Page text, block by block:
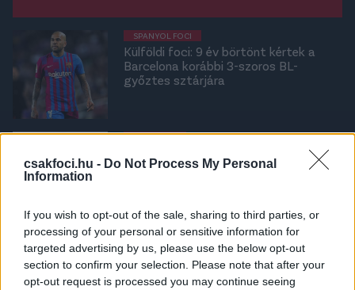
csakfoci.hu - Do Not Process My Personal
Information
If you wish to opt-out of the sale, sharing to third parties, or
processing of your personal or sensitive information for
targeted advertising by us, please use the below opt-out
section to confirm your selection. Please note that after your
opt-out request is processed you may continue seeing
SPANYOL FOCI
Külföldi foci: 9 év börtönt kértek a
Barcelona korábbi 3-szoros BL-
győztes sztárjára
VILÁGFOCI
legeredményesebb játékosa szexuális
VILÁGFOCI
Máris kirúgta klubja az őrizetbe vett
Dani Alvest